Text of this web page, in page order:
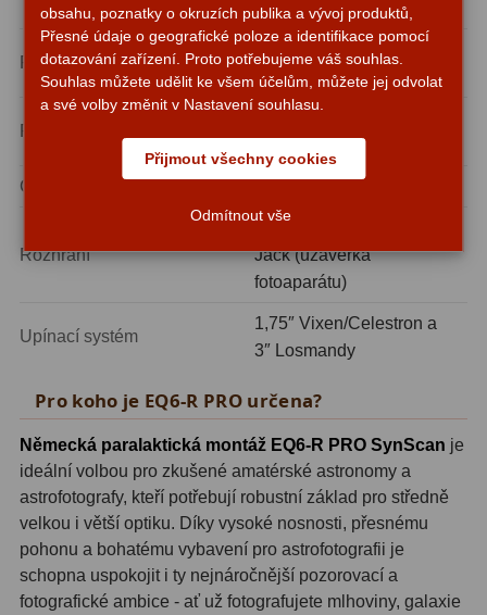
Fotografické montáže5
Stativy a pilíře3
Motory a pohony13
Diagonální zrcátka35
Diagonální hranoly7
Amici hranoly 45°11
Amici hranoly 90°7
Pozorovací dalekohledy56
napájecím konektorem
Pohon
hybridní krokové motory,
krok 1,8° (200 kroků/ot)
řemenový 48:12
Celkový převod
Rozhraní
Jack (uzávěrka
fotoaparátu)
Upínací systém
1,75″ Vixen/Celestron a
3″ Losmandy
Pro koho je EQ6-R PRO určena?
Německá paralaktická montáž EQ6-R PRO SynScan je
ideální volbou pro zkušené amatérské astronomy a
astrofotografy, kteří potřebují robustní základ pro středně
velkou i větší optiku. Díky vysoké nosnosti, přesnému
pohonu a bohatému vybavení pro astrofotografii je
schopna uspokojit i ty nejnáročnější pozorovací a
fotografické ambice - ať už fotografujete mlhoviny, galaxie
obsahu, poznatky o okruzích publika a vývoj produktů,
Přesné údaje o geografické poloze a identifikace pomocí
dotazování zařízení. Proto potřebujeme váš souhlas.
Souhlas můžete udělit ke všem účelům, můžete jej odvolat
a své volby změnit v Nastavení souhlasu.
Přijmout všechny cookies
Odmítnout vše